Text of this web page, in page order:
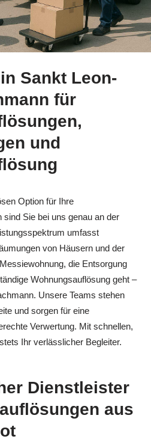
Sankt Leon-
für
und
Option für Ihre
Sie bei uns genau an der
umfasst
von Häusern und der
die Entsorgung
Wohnungsauflösung geht –
Unsere Teams stehen
und sorgen für eine
Verwertung. Mit schnellen,
Ihr verlässlicher Begleiter.
Dienstleister
aus